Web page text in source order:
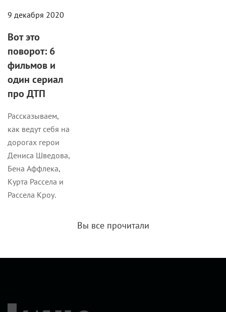
9 декабря 2020
Вот это
поворот: 6
фильмов и
один сериал
про ДТП
Рассказываем,
как ведут себя на
дорогах герои
Дениса Шведова,
Бена Аффлека,
Курта Рассела и
Рассела Кроу.
Вы все прочитали